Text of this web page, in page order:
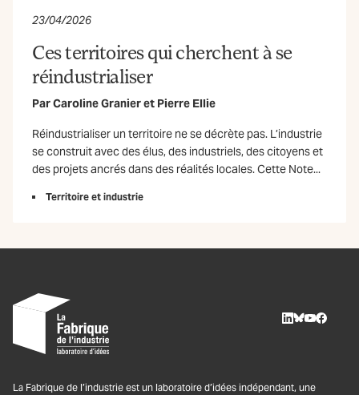
23/04/2026
Ces territoires qui cherchent à se
réindustrialiser
ParCaroline Granieret Pierre Ellie
Réindustrialiser un territoire ne se décrète pas. L’industrie
se construit avec des élus, des industriels, des citoyens et
des projets ancrés dans des réalités locales. Cette Note...
Territoire et industrie
La Fabrique de l’industrie est un laboratoire d’idées indépendant, une